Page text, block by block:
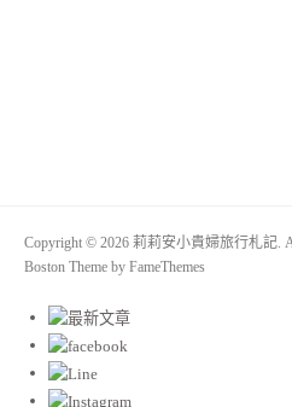
Copyright © 2026 莉莉安小貴婦旅行札記.
Boston Theme by FameThemes